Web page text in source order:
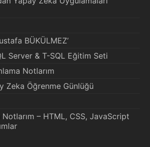
BÜKÜLMEZ’
Server & T-SQL Eğitim Seti
Notlarım
Zeka Öğrenme Günlüğü
Notlarım – HTML, CSS, JavaScript